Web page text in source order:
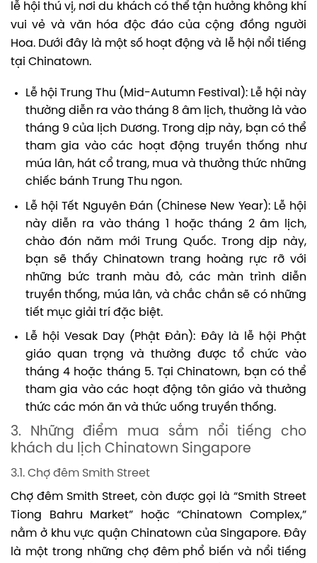
lễ hội thú vị, nơi du khách có thể tận hưởng không khí
vui vẻ và văn hóa độc đáo của cộng đồng người
Hoa. Dưới đây là một số hoạt động và lễ hội nổi tiếng
tại Chinatown.
Lễ hội Trung Thu (Mid-Autumn Festival): Lễ hội này
thường diễn ra vào tháng 8 âm lịch, thường là vào
tháng 9 của lịch Dương. Trong dịp này, bạn có thể
tham gia vào các hoạt động truyền thống như
múa lân, hát cổ trang, mua và thưởng thức những
chiếc bánh Trung Thu ngon.
Lễ hội Tết Nguyên Đán (Chinese New Year): Lễ hội
này diễn ra vào tháng 1 hoặc tháng 2 âm lịch,
chào đón năm mới Trung Quốc. Trong dịp này,
bạn sẽ thấy Chinatown trang hoàng rực rỡ với
những bức tranh màu đỏ, các màn trình diễn
truyền thống, múa lân, và chắc chắn sẽ có những
tiết mục giải trí đặc biệt.
Lễ hội Vesak Day (Phật Đản): Đây là lễ hội Phật
giáo quan trọng và thường được tổ chức vào
tháng 4 hoặc tháng 5. Tại Chinatown, bạn có thể
tham gia vào các hoạt động tôn giáo và thưởng
thức các món ăn và thức uống truyền thống.
3. Những điểm mua sắm nổi tiếng cho
khách du lịch Chinatown Singapore
3.1. Chợ đêm Smith Street
Chợ đêm Smith Street, còn được gọi là “Smith Street
Tiong Bahru Market” hoặc “Chinatown Complex,”
nằm ở khu vực quận Chinatown của Singapore. Đây
là một trong những chợ đêm phổ biến và nổi tiếng